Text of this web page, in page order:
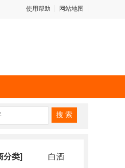
使用帮助 网站地图
搜 索
分类]
白酒